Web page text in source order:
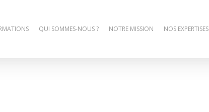
QUI SOMMES-NOUS ? NOTRE MISSION NOS EXPERTISES